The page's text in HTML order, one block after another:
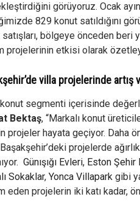
görüyoruz. Ocak
829 konut satıldığını
bölgeye önceden beri
projelerinin etkisi olarak
villa projelerinde artış
segmenti içerisinde
Bektaş, “Markalı konut
projeler hayata geçiyor. Daha
Başakşehir’deki projelerde
Günışığı Evleri, Eston Şehir
Sokaklar, Yonca Villapark gibi
eden projelerin iki katı kadar,